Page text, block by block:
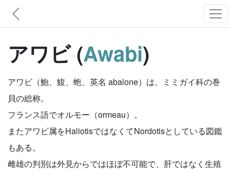
アワビ (Awabi)
アワビ（鮑、鰒、蚫、英名 abalone）は、ミミガイ科の巻
貝の総称。
フランス語でオルモー（ormeau）。
またアワビ属をHaliotisではなくてNordotisとしている図鑑
もある。
雌雄の判別は外見からではほぼ不可能で、肝ではなく生殖